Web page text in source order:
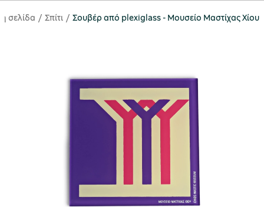
σελίδα Σπίτι Σουβέρ από plexiglass - Μουσείο Μαστίχας Χίου